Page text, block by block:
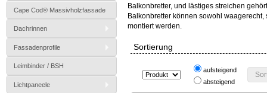
Balkonbretter, und lästiges streichen
Balkonbretter können sowohl
montiert werden.
Sortierung
aufsteigend
absteigend
Cape Cod® Massivholzfassade
Dachrinnen
Fassadenprofile
Leimbinder / BSH
Lichtpaneele